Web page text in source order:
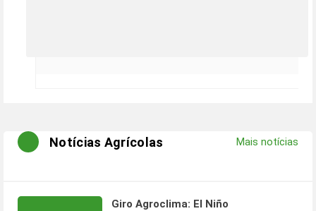
Notícias Agrícolas Mais notícias
Giro Agroclima: El Niño